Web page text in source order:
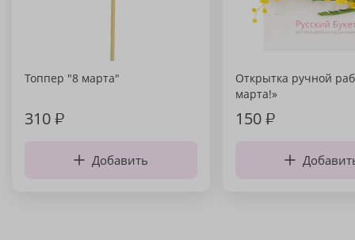
Топпер "8 марта"
310₽
Добавить
Открытка ручной
марта!»
150₽